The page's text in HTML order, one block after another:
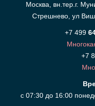
Москва, вн.тер.г.
Стрешнево, ул
+7 499
+7
с 07:30 до 16:00